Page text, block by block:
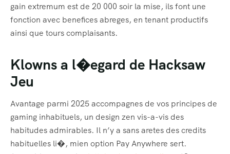
gain extremum est de 20 000 soir la mise, ils font une
fonction avec benefices abreges, en tenant productifs
ainsi que tours complaisants.
Klowns a l�egard de Hacksaw
Jeu
Avantage parmi 2025 accompagnes de vos principes de
gaming inhabituels, un design zen vis-a-vis des
habitudes admirables. Il n’y a sans aretes des credits
habituelles li�, mien option Pay Anywhere sert.